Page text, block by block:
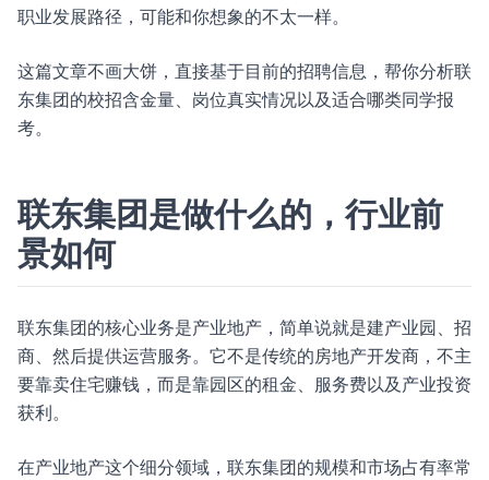
职业发展路径，可能和你想象的不太一样。
这篇文章不画大饼，直接基于目前的招聘信息，帮你分析联
东集团的校招含金量、岗位真实情况以及适合哪类同学报
考。
联东集团是做什么的，行业前
景如何
联东集团的核心业务是产业地产，简单说就是建产业园、招
商、然后提供运营服务。它不是传统的房地产开发商，不主
要靠卖住宅赚钱，而是靠园区的租金、服务费以及产业投资
获利。
在产业地产这个细分领域，联东集团的规模和市场占有率常